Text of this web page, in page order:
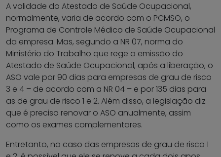
A validade do Atestado de Saúde Ocupacional,
normalmente, varia de acordo com o PCMSO, o
Programa de Controle Médico de Saúde Ocupacional
da empresa. Mas, segundo a NR 07, norma do
Ministério do Trabalho que rege a emissão do
Atestado de Saúde Ocupacional, após a liberação, o
ASO vale por 90 dias para empresas de grau de risco
3 e 4 – de acordo com a NR 04 – e por 135 dias para
as de grau de risco 1 e 2. Além disso, a legislação diz
que é preciso renovar o ASO anualmente, assim
como os exames complementares.
Entretanto, no caso das empresas de grau de risco 1